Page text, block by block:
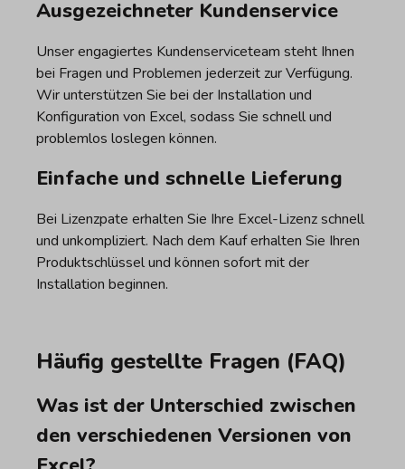
Ausgezeichneter Kundenservice
Unser engagiertes Kundenserviceteam steht Ihnen
bei Fragen und Problemen jederzeit zur Verfügung.
Wir unterstützen Sie bei der Installation und
Konfiguration von Excel, sodass Sie schnell und
problemlos loslegen können.
Einfache und schnelle Lieferung
Bei Lizenzpate erhalten Sie Ihre Excel-Lizenz schnell
und unkompliziert. Nach dem Kauf erhalten Sie Ihren
Produktschlüssel und können sofort mit der
Installation beginnen.
Häufig gestellte Fragen (FAQ)
Was ist der Unterschied zwischen
den verschiedenen Versionen von